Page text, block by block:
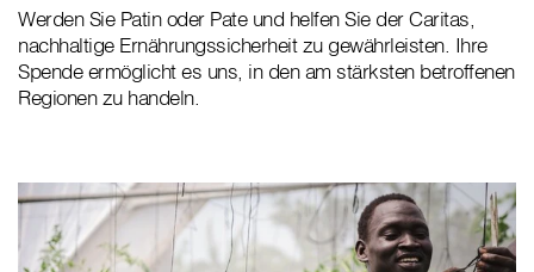
Werden Sie Patin oder Pate und helfen Sie der Caritas,
nachhaltige Ernährungssicherheit zu gewährleisten. Ihre
Spende ermöglicht es uns, in den am stärksten betroffenen
Regionen zu handeln.